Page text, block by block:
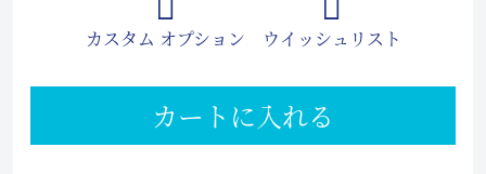
カスタム オプション ウイッシュリスト
カートに入れる